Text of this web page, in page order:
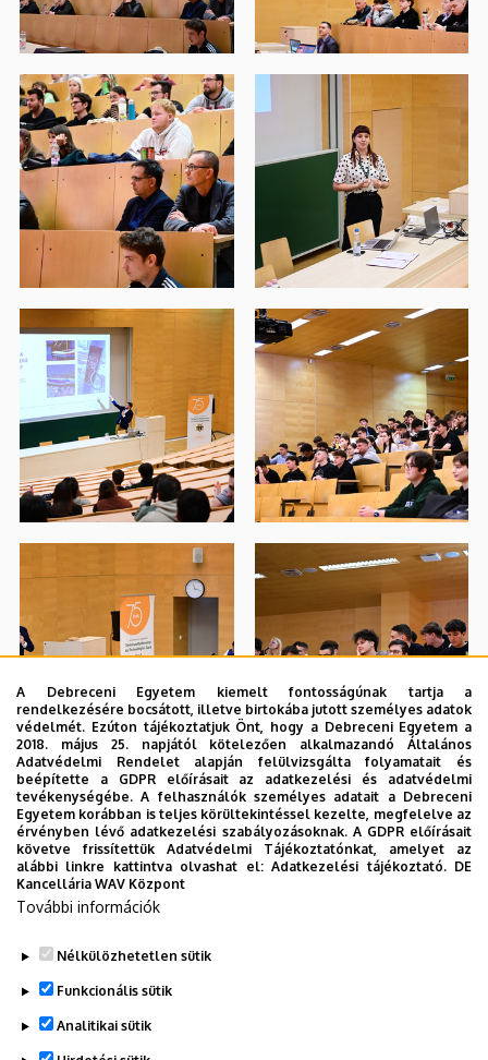
A Debreceni Egyetem kiemelt fontosságúnak tartja a
rendelkezésére bocsátott, illetve birtokába jutott személyes adatok
védelmét. Ezúton tájékoztatjuk Önt, hogy a Debreceni Egyetem a
2018. május 25. napjától kötelezően alkalmazandó Általános
Adatvédelmi Rendelet alapján felülvizsgálta folyamatait és
beépítette a GDPR előírásait az adatkezelési és adatvédelmi
tevékenységébe. A felhasználók személyes adatait a Debreceni
Egyetem korábban is teljes körültekintéssel kezelte, megfelelve az
érvényben lévő adatkezelési szabályozásoknak. A GDPR előírásait
követve frissítettük Adatvédelmi Tájékoztatónkat, amelyet az
alábbi linkre kattintva olvashat el:Adatkezelési tájékoztató. DE
Kancellária WAV Központ
További információk
Nélkülözhetetlen sütik
Funkcionális sütik
Analitikai sütik